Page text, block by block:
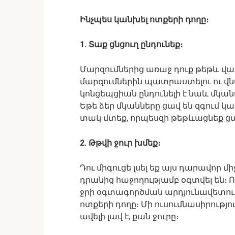
Ինչպես կանխել ոտքերի դողը։
1. Տաք ցնցուղ ընդունեք։
Մարզումներից առաջ դուք թեթև
մարզումներին պատրաստելու ու
կոնցեպցիան ընդունելի է նաև
Եթե ձեր մկանները ցավ են զգում
տակ մտեք, որպեսզի թեթևացնեք
2. Թթվի ջուր խմեք։
Դու միգուցե լսել եք այս դարավոր
դրանից հաջողությամբ օգտվել են։
ջրի օգտագործման
ոտքերի դողը։ Մի
ավելի լավ է, քան ջուրը։